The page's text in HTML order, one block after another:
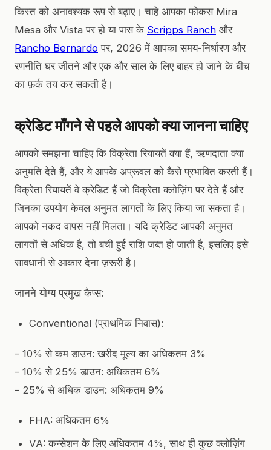
किस्त को अनावश्यक रूप से बढ़ाए। चाहे आपका फोकस Mira
Mesa और Vista पर हो या पास के Scripps Ranch और
Rancho Bernardo पर, 2026 में आपका समय-निर्धारण और
रणनीति घर जीतने और एक और साल के लिए बाहर हो जाने के बीच
का फ़र्क तय कर सकती है।
क्रेडिट माँगने से पहले आपको क्या जानना चाहिए
आपको समझना चाहिए कि विक्रेता रियायतें क्या हैं, ऋणदाता क्या
अनुमति देते हैं, और ये आपके अप्रूवल को कैसे प्रभावित करती हैं।
विक्रेता रियायतें वे क्रेडिट हैं जो विक्रेता क्लोज़िंग पर देते हैं और
जिनका उपयोग केवल अनुमत लागतों के लिए किया जा सकता है।
आपको नकद वापस नहीं मिलता। यदि क्रेडिट आपकी अनुमत
लागतों से अधिक है, तो बची हुई राशि जब्त हो जाती है, इसलिए इसे
सावधानी से आकार देना ज़रूरी है।
जानने योग्य प्रमुख कैप्स:
Conventional (प्राथमिक निवास):
– 10% से कम डाउन: खरीद मूल्य का अधिकतम 3%
– 10% से 25% डाउन: अधिकतम 6%
– 25% से अधिक डाउन: अधिकतम 9%
FHA: अधिकतम 6%
VA: कन्सेशन के लिए अधिकतम 4%, साथ ही कुछ क्लोज़िंग